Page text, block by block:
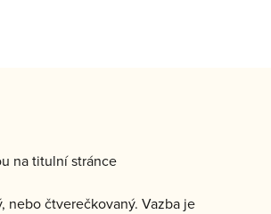
na titulní stránce
nebo čtverečkovaný. Vazba je